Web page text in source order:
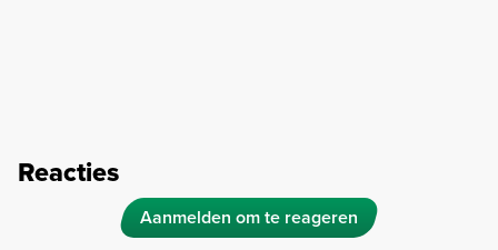
Reacties
Aanmelden om te reageren